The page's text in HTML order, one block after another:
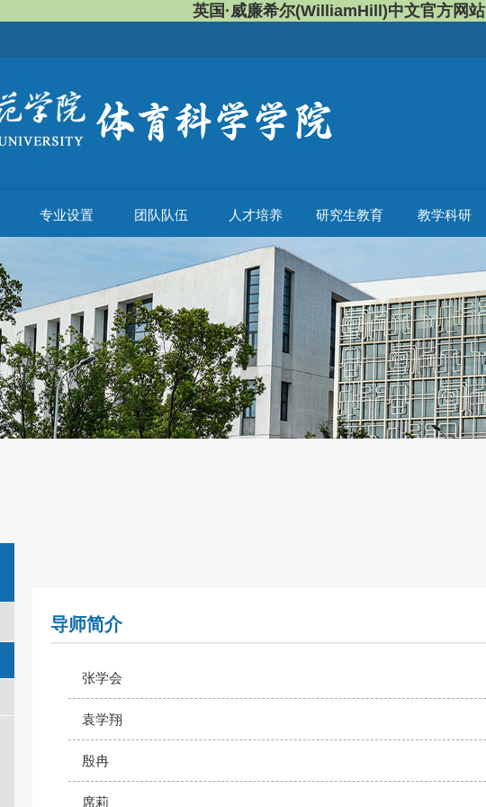
英国·威廉希尔(WilliamHill)中文官方网站
专业设置 团队队伍 人才培养 研究生教育 教学科研
导师简介
张学会
袁学翔
殷冉
席莉